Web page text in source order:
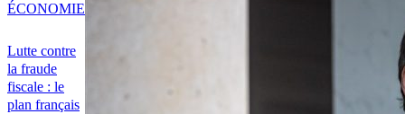
Lutte contre
la fraude
fiscale : le
plan français
ÉCONOMIE